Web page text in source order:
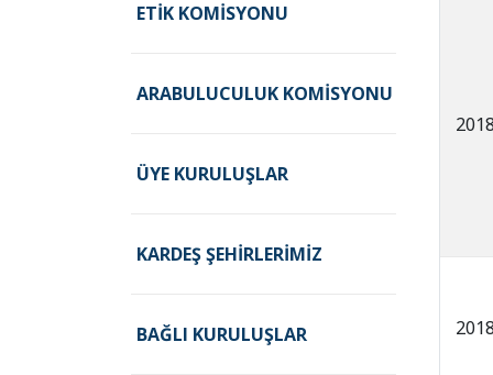
ETIK KOMISYONU
ARABULUCULUK KOMISYONU
ÜYE KURULUŞLAR
KARDEŞ ŞEHIRLERIMIZ
BAĞLI KURULUŞLAR
2018
2018